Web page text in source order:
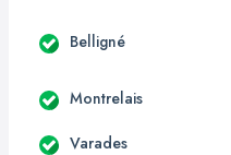
Belligné
Montrelais
Varades